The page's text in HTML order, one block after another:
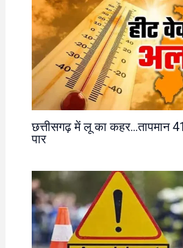
छत्तीसगढ़ में लू का कहर…तापमान
पार